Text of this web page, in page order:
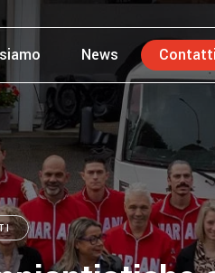
News Contatti